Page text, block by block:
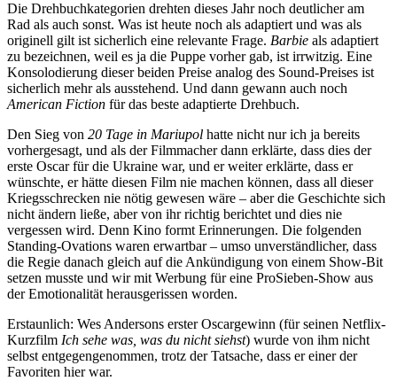
Die Drehbuchkategorien drehten dieses Jahr noch deutlicher am
Rad als auch sonst. Was ist heute noch als adaptiert und was als
originell gilt ist sicherlich eine relevante Frage. Barbie als adaptiert
zu bezeichnen, weil es ja die Puppe vorher gab, ist irrwitzig. Eine
Konsolodierung dieser beiden Preise analog des Sound-Preises ist
sicherlich mehr als ausstehend. Und dann gewann auch noch
American Fiction für das beste adaptierte Drehbuch.
Den Sieg von 20 Tage in Mariupol hatte nicht nur ich ja bereits
vorhergesagt, und als der Filmmacher dann erklärte, dass dies der
erste Oscar für die Ukraine war, und er weiter erklärte, dass er
wünschte, er hätte diesen Film nie machen können, dass all dieser
Kriegsschrecken nie nötig gewesen wäre – aber die Geschichte sich
nicht ändern ließe, aber von ihr richtig berichtet und dies nie
vergessen wird. Denn Kino formt Erinnerungen. Die folgenden
Standing-Ovations waren erwartbar – umso unverständlicher, dass
die Regie danach gleich auf die Ankündigung von einem Show-Bit
setzen musste und wir mit Werbung für eine ProSieben-Show aus
der Emotionalität herausgerissen worden.
Erstaunlich: Wes Andersons erster Oscargewinn (für seinen Netflix-
Kurzfilm Ich sehe was, was du nicht siehst) wurde von ihm nicht
selbst entgegengenommen, trotz der Tatsache, dass er einer der
Favoriten hier war.